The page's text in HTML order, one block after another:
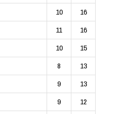
10
16
11
16
10
15
8
13
9
13
9
12